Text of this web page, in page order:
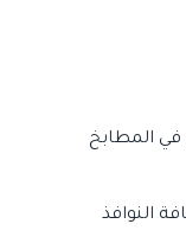
في المطابخ
النوافذ